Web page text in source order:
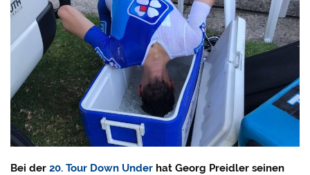
Bei der20. Tour Down Under hat Georg Preidler seinen